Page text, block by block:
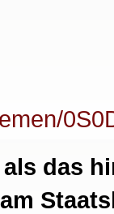
das